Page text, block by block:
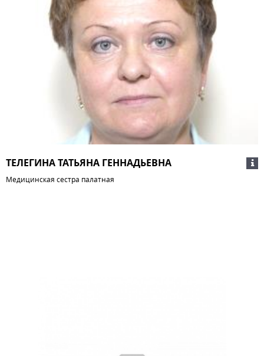
ТЕЛЕГИНА ТАТЬЯНА ГЕННАДЬЕВНА
Медицинская сестра палатная